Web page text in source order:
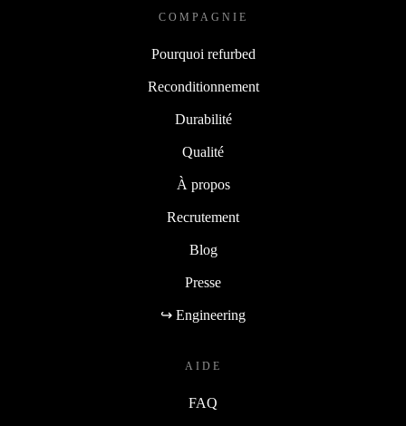
COMPAGNIE
Pourquoi refurbed
Reconditionnement
Durabilité
Qualité
À propos
Recrutement
Blog
Presse
↪ Engineering
AIDE
FAQ